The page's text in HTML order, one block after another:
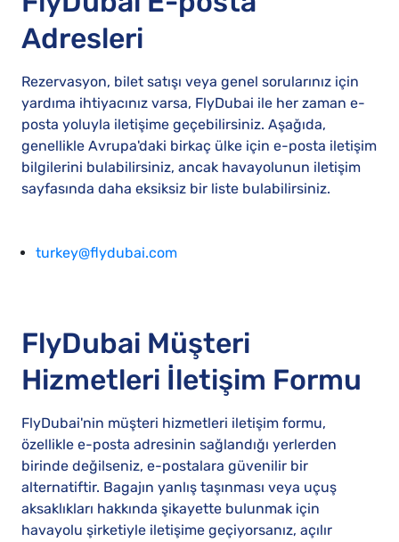
Adresleri
Rezervasyon, bilet satışı veya genel sorularınız için
yardıma ihtiyacınız varsa, FlyDubai ile her zaman e-
posta yoluyla iletişime geçebilirsiniz. Aşağıda,
genellikle Avrupa'daki birkaç ülke için e-posta iletişim
bilgilerini bulabilirsiniz, ancak havayolunun iletişim
sayfasında daha eksiksiz bir liste bulabilirsiniz.
turkey@flydubai.com
FlyDubai Müşteri
Hizmetleri İletişim Formu
FlyDubai'nin müşteri hizmetleri iletişim formu,
özellikle e-posta adresinin sağlandığı yerlerden
birinde değilseniz, e-postalara güvenilir bir
alternatiftir. Bagajın yanlış taşınması veya uçuş
aksaklıkları hakkında şikayette bulunmak için
havayolu şirketiyle iletişime geçiyorsanız, açılır